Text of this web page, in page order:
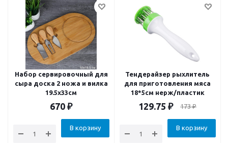
Набор сервировочный для
сыра доска 2 ножа и вилка
19.5х33см
670 ₽
В корзину
Тендерайзер рыхлитель
для приготовления мяса
18*5см нерж/пластик
129.75 ₽ 173₽
В корзину